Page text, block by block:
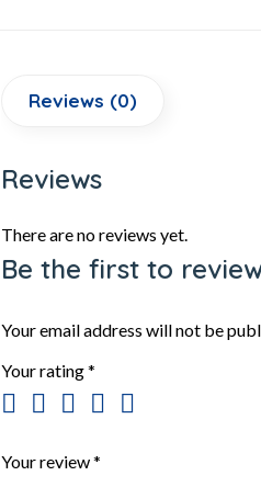
Reviews (0)
Reviews
There are no reviews yet.
Be the first to
Your email address will not be
Your rating*
Your review*